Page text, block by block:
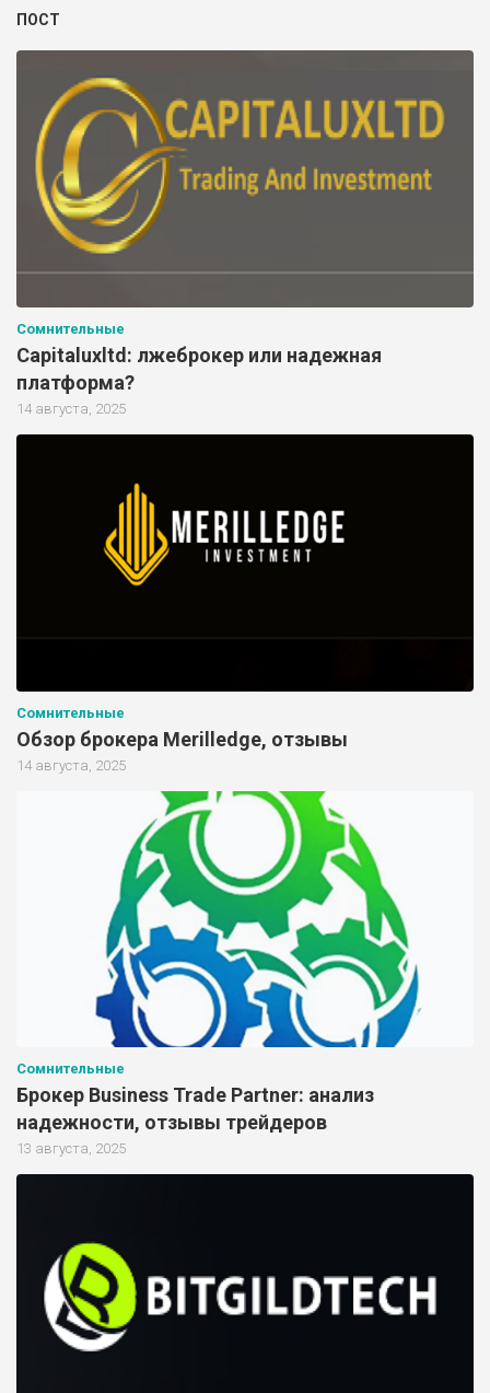
ПОСТ
Сомнительные
Capitaluxltd: лжеброкер или надежная
платформа?
14 августа, 2025
Сомнительные
Обзор брокера Merilledge, отзывы
14 августа, 2025
Сомнительные
Брокер Business Trade Partner: анализ
надежности, отзывы трейдеров
13 августа, 2025